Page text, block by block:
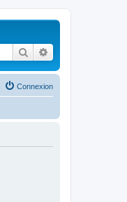
Rechercher
Connexion